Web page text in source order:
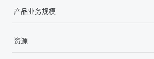
产品业务规模
资源